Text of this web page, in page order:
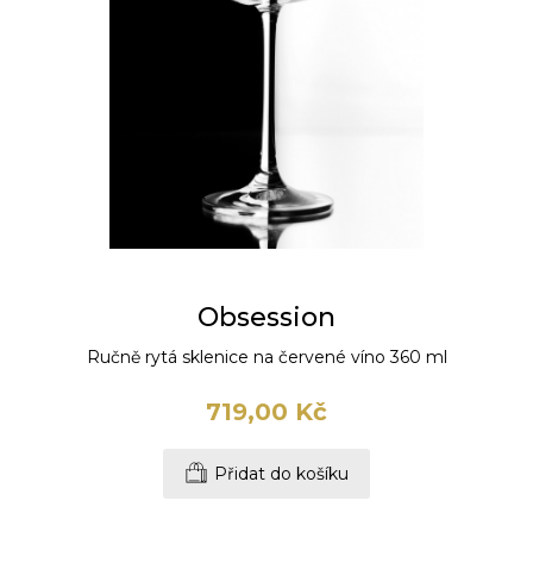
Obsession
Ručně rytá sklenice na červené víno 360 ml
719,00 Kč
Přidat do košíku